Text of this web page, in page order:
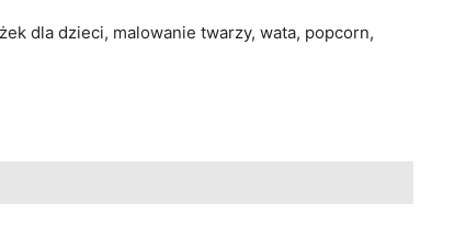
dla dzieci, malowanie twarzy, wata, popcorn,